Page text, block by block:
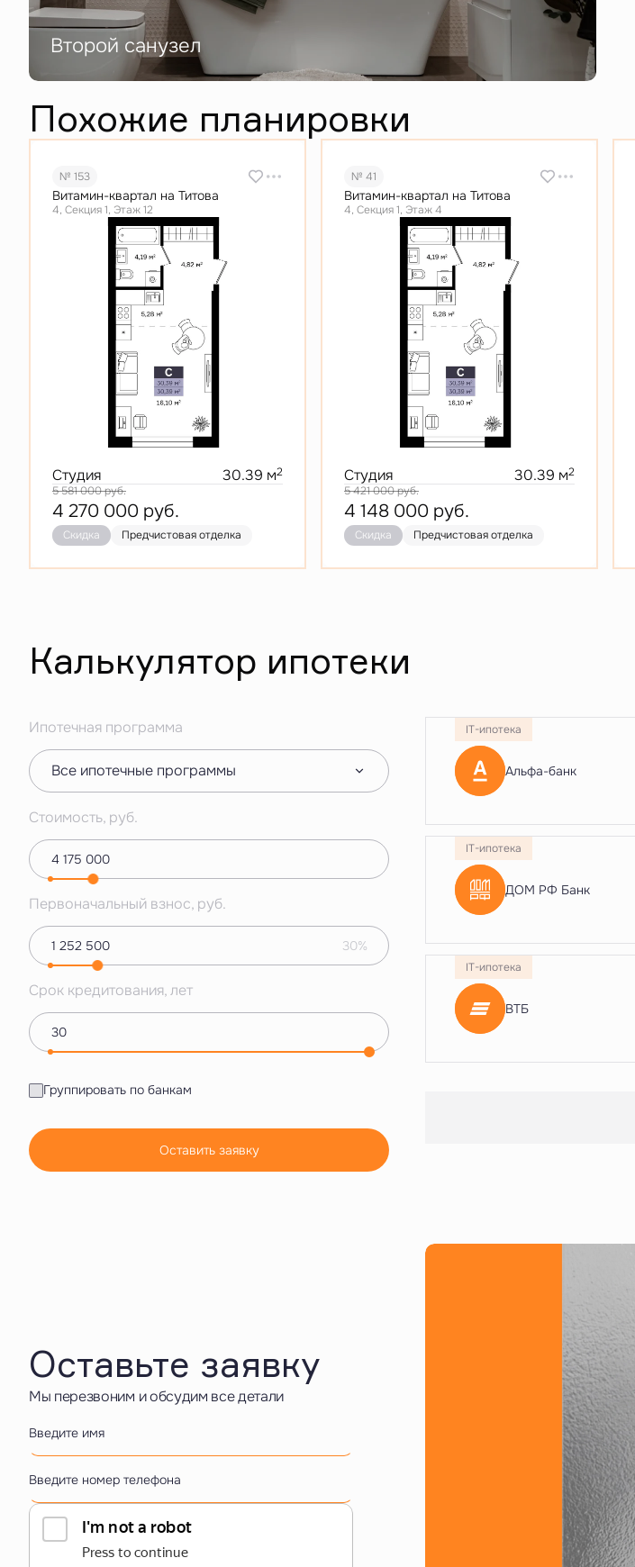
Второй санузел
Похожие планировки
№ 153
Витамин-квартал на Титова
4, Секция 1, Этаж 12
Студия 30.39 м2
5 581 000руб.
4 270 000 руб.
Скидка Предчистовая отделка
№ 41
Витамин-квартал на Титова
4, Секция 1, Этаж 4
Студия 30.39 м2
5 421 000руб.
4 148 000 руб.
Скидка Предчистовая отделка
Калькулятор ипотеки
Ипотечная программа
Все ипотечные программы
Стоимость, руб.
Первоначальный взнос, руб.
30%
Срок кредитования, лет
Группировать по банкам
Оставить заявку
Альфа-банк
IT-ипотека
ДОМ РФ Банк
IT-ипотека
ВТБ
IT-ипотека
Оставьте заявку
Мы перезвоним и обсудим все детали
Введите имя
Введите номер телефона